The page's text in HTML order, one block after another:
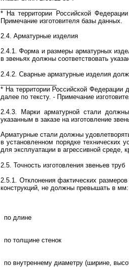
* На территории Российской
Примечание изготовителя базы данных.
2.4. Арматурные изделия
2.4.1. Форма и размеры арматурных
в звеньях должны соответствовать
2.4.2. Сварные арматурные изделия
* На территории Российской Федерации
далее по тексту. - Примечание
2.4.3. Марки арматурной стали
указанным в заказе на изготовление
Арматурные стали должны
в установленном порядке технических
для эксплуатации в агрессивной среде,
2.5. Точность изготовления звеньев труб
2.5.1. Отклонения фактических
конструкций, не должны превышать в мм:
по длине
по толщине стенок
по внутреннему диаметру (ширине,